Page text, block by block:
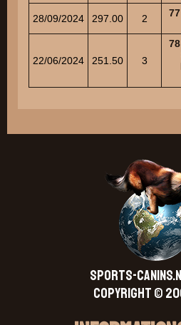
28/09/2024 297.00 2
22/06/2024 251.50 3
SPORTS-
Copyright ©